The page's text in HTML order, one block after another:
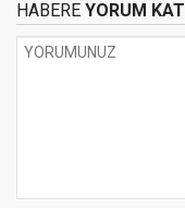
HABERE YORUM KAT